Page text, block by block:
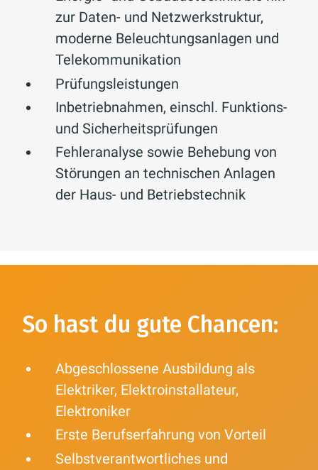
zur Daten- und Netzwerkstruktur,
moderne Beleuchtungsanlagen und
Telekommunikation
Prüfungsleistungen
Inbetriebnahmen, einschl. Funktions-
und Sicherheitsprüfungen
Fehleranalyse sowie Behebung von
Störungen an technischen Anlagen
der Haus- und Betriebstechnik
So hast du gute Chancen:
Abgeschlossene Ausbildung als
Elektriker, Elektroinstallateur,
Elektroniker
Erste Berufserfahrung von Vorteil
Selbstverantwortliches und